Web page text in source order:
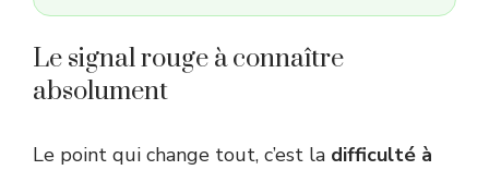
Le signal rouge à connaître
absolument
Le point qui change tout, c’est la difficulté à